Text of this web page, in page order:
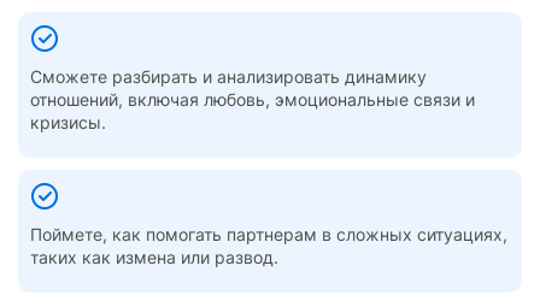
Сможете разбирать и анализировать динамику
отношений, включая любовь, эмоциональные связи и
кризисы.
Поймете, как помогать партнерам в сложных ситуациях,
таких как измена или развод.